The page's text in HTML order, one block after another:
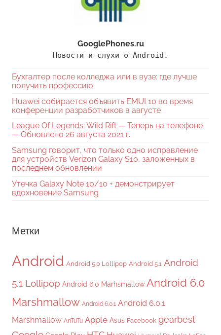
GooglePhones.ru
Новости и слухи о Android.
Бухгалтер после колледжа или в вузе: где лучше
получить профессию
Huawei собирается объявить EMUI 10 во время
конференции разработчиков в августе
League Of Legends: Wild Rift — Теперь на телефоне
— Обновлено 26 августа 2021 г.
Samsung говорит, что только одно исправление
для устройств Verizon Galaxy S10, заложенных в
последнем обновлении
Утечка Galaxy Note 10/10 + демонстрирует
вдохновение Samsung
Метки
Android Android 5.0 Lollipop Android 5.1 Android
5.1 Lollipop Android 6.0 Marhsmallow Android 6.0
Marshmallow Android 6.0.1 Android 6.0.1
Marshmallow AnTuTu Apple Asus Facebook gearbest